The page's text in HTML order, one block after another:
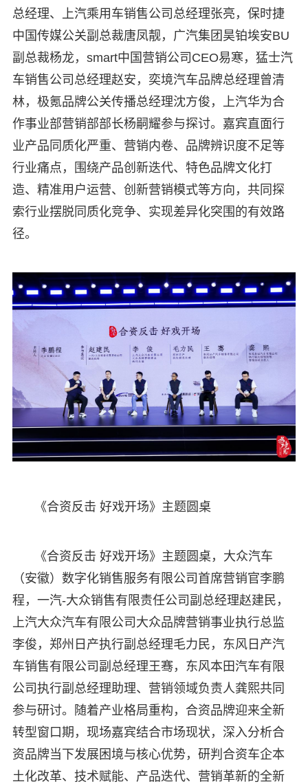
总经理、上汽乘用车销售公司总经理张亮，保时捷
中国传媒公关副总裁唐凤靓，广汽集团昊铂埃安BU
副总裁杨龙，smart中国营销公司CEO易寒，猛士汽
车销售公司总经理赵安，奕境汽车品牌总经理曾清
林，极氪品牌公关传播总经理沈方俊，上汽华为合
作事业部营销部部长杨嗣耀参与探讨。嘉宾直面行
业产品同质化严重、营销内卷、品牌辨识度不足等
行业痛点，围绕产品创新迭代、特色品牌文化打
造、精准用户运营、创新营销模式等方向，共同探
索行业摆脱同质化竞争、实现差异化突围的有效路
径。
《合资反击 好戏开场》主题圆桌
《合资反击 好戏开场》主题圆桌，大众汽车
（安徽）数字化销售服务有限公司首席营销官李鹏
程，一汽-大众销售有限责任公司副总经理赵建民，
上汽大众汽车有限公司大众品牌营销事业执行总监
李俊，郑州日产执行副总经理毛力民，东风日产汽
车销售有限公司副总经理王骞，东风本田汽车有限
公司执行副总经理助理、营销领域负责人龚熙共同
参与研讨。随着产业格局重构，合资品牌迎来全新
转型窗口期，现场嘉宾结合市场现状，深入分析合
资品牌当下发展困境与核心优势，研判合资车企本
土化改革、技术赋能、产品迭代、营销革新的全新